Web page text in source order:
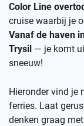
Color Line
cruise waarbij je
Vanaf de haven
Trysil — je komt
sneeuw!
Hieronder vind je
ferries. Laat
denken graag